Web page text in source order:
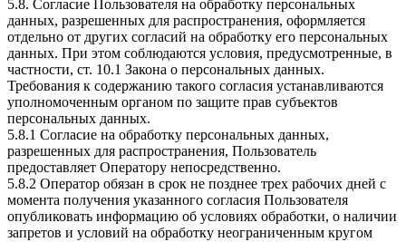
5.8. Согласие Пользователя на обработку персональных
данных, разрешенных для распространения, оформляется
отдельно от других согласий на обработку его персональных
данных. При этом соблюдаются условия, предусмотренные, в
частности, ст. 10.1 Закона о персональных данных.
Требования к содержанию такого согласия устанавливаются
уполномоченным органом по защите прав субъектов
персональных данных.
5.8.1 Согласие на обработку персональных данных,
разрешенных для распространения, Пользователь
предоставляет Оператору непосредственно.
5.8.2 Оператор обязан в срок не позднее трех рабочих дней с
момента получения указанного согласия Пользователя
опубликовать информацию об условиях обработки, о наличии
запретов и условий на обработку неограниченным кругом